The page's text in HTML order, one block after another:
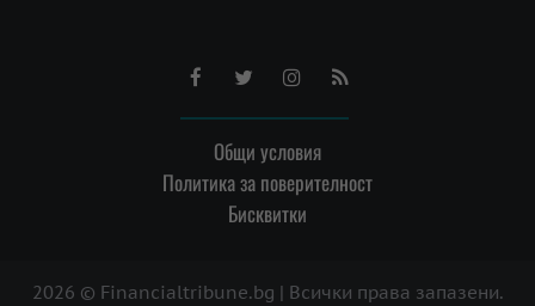
FacebookTwitterInstagram
RSS
Общи условия
Политика за поверителност
Бисквитки
2026 © Financialtribune.bg | Всички права запазени.